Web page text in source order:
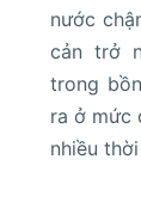
nước
cản trở
trong
ra ở mức
nhiều